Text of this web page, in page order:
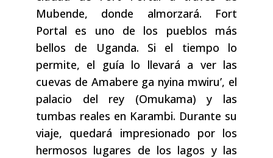
Mubende, donde almorzará. Fort
Portal es uno de los pueblos más
bellos de Uganda. Si el tiempo lo
permite, el guía lo llevará a ver las
cuevas de Amabere ga nyina mwiru’, el
palacio del rey (Omukama) y las
tumbas reales en Karambi. Durante su
viaje, quedará impresionado por los
hermosos lugares de los lagos y las